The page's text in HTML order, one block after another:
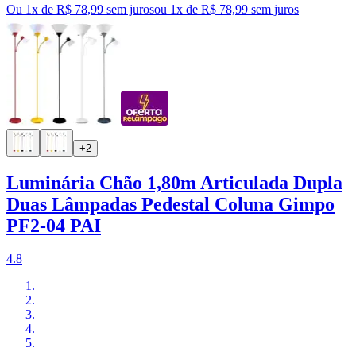
Ou 1x de R$ 78,99 sem jurosou 1x de R$ 78,99 sem juros
+2
Luminária Chão 1,80m Articulada Dupla
Duas Lâmpadas Pedestal Coluna Gimpo
PF2-04 PAI
4.8